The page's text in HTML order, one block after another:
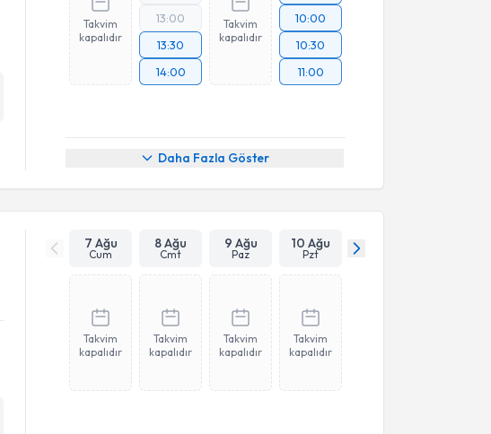
Takvim
kapalıdır
13:00
13:30
14:00
Takvim
kapalıdır
10:00
10:30
11:00
Daha Fazla Göster
7 Ağu
Cum
8 Ağu
Cmt
9 Ağu
Paz
10 Ağu
Pzt
Takvim
kapalıdır
Takvim
kapalıdır
Takvim
kapalıdır
Takvim
kapalıdır